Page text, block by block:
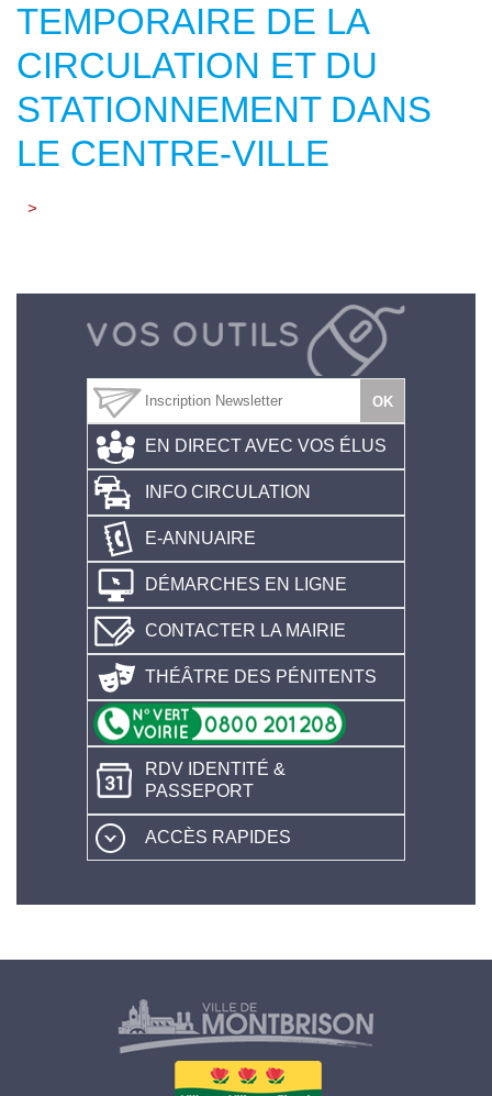
TEMPORAIRE DE LA
CIRCULATION ET DU
STATIONNEMENT DANS
LE CENTRE-VILLE
>
EN DIRECT AVEC VOS ÉLUS
INFO CIRCULATION
E-ANNUAIRE
DÉMARCHES EN LIGNE
CONTACTER LA MAIRIE
THÉÂTRE DES PÉNITENTS
RDV IDENTITÉ &
PASSEPORT
ACCÈS RAPIDES